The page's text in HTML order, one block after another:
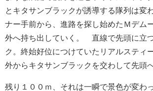
とキタサンブラックが誘導する隊列は変
ナー手前から、進路を探し始めたＭデム
外へ持ち出していく。 直線で先頭に立
ク。終始好位につけていたリアルスティ
外からキタサンブラックを交わして先頭
残り１００ｍ、それは一瞬で景色が変わ